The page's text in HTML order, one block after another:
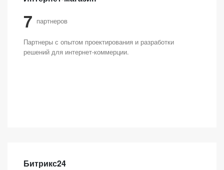
7 партнеров
Партнеры с опытом проектирования и разработки
решений для интернет-коммерции.
Битрикс24